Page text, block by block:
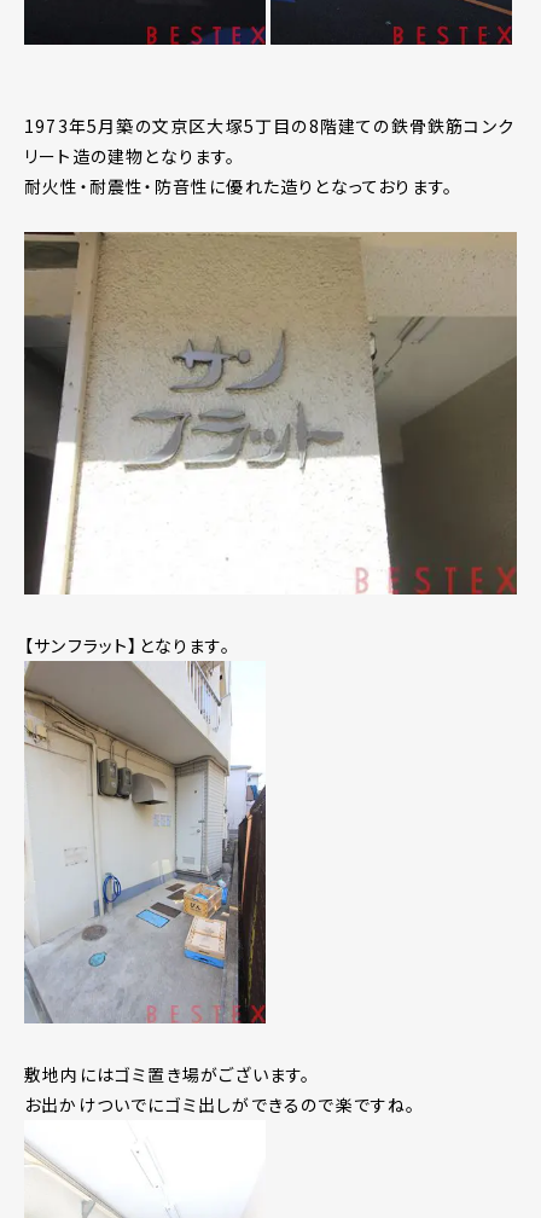
1973年5月築の文京区大塚5丁目の8階建ての鉄骨鉄筋コンク
リート造の建物となります。
耐火性・耐震性・防音性に優れた造りとなっております。
【サンフラット】となります。
敷地内にはゴミ置き場がございます。
お出かけついでにゴミ出しができるので楽ですね。